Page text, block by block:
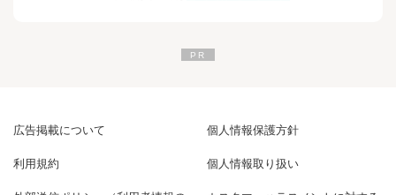
広告掲載について 個人情報保護方針
利用規約 個人情報取り扱い